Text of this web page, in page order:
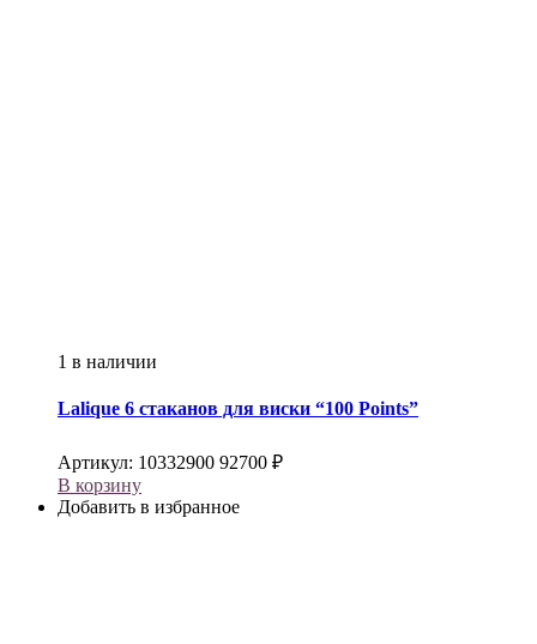
1 в наличии
Lalique 6 стаканов для виски “100 Points”
Артикул: 10332900 92700 ₽
В корзину
Добавить в избранное